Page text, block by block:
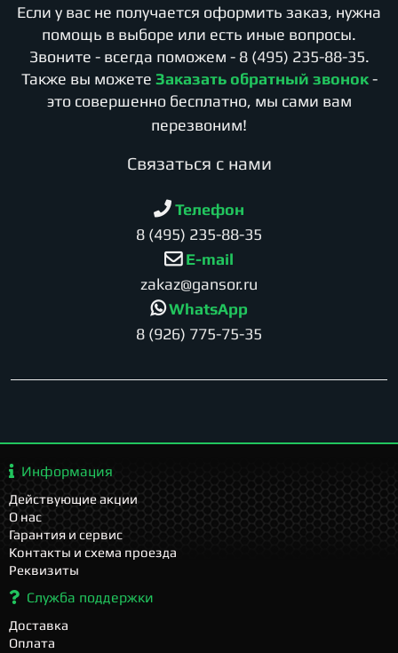
Если у вас не получается оформить заказ, нужна
помощь в выборе или есть иные вопросы.
Звоните - всегда поможем - 8 (495) 235-88-35.
Также вы можете Заказать обратный звонок -
это совершенно бесплатно, мы сами вам
перезвоним!
Cвязаться с нами
Телефон
8 (495) 235-88-35
E-mail
zakaz@gansor.ru
WhatsApp
8 (926) 775-75-35
Информация
Действующие акции
О нас
Гарантия и сервис
Контакты и схема проезда
Реквизиты
Служба поддержки
Доставка
Оплата